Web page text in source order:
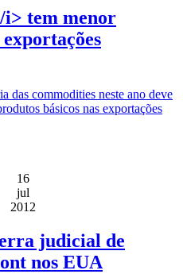
tem menor
das commodities neste ano deve
básicos nas exportações
16
jul
2012
judicial de
nos EUA